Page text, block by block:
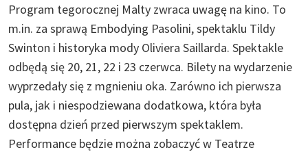
Program tegorocznej Malty zwraca uwagę na kino. To
m.in. za sprawą Embodying Pasolini, spektaklu Tildy
Swinton i historyka mody Oliviera Saillarda. Spektakle
odbędą się 20, 21, 22 i 23 czerwca. Bilety na wydarzenie
wyprzedały się z mgnieniu oka. Zarówno ich pierwsza
pula, jak i niespodziewana dodatkowa, która była
dostępna dzień przed pierwszym spektaklem.
Performance będzie można zobaczyć w Teatrze